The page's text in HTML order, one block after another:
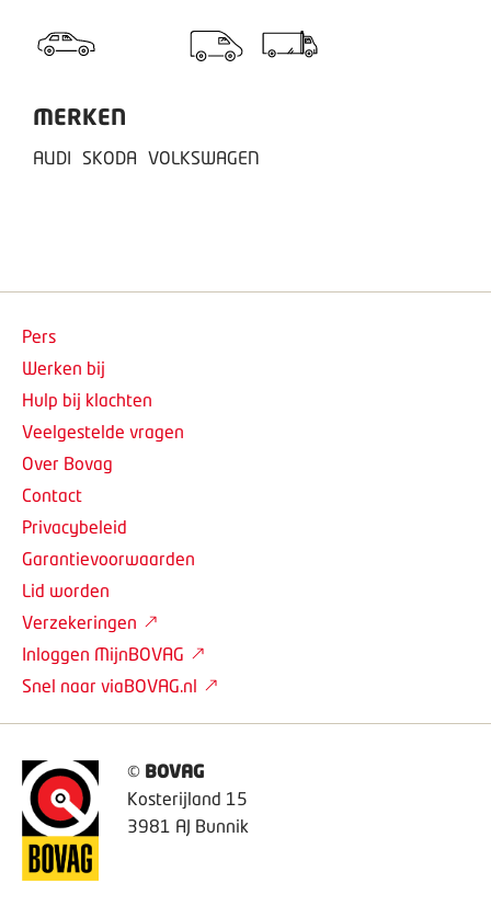
MERKEN
AUDI SKODA VOLKSWAGEN
© BOVAG
Kosterijland 15
3981 AJ Bunnik
Pers
Werken bij
Hulp bij klachten
Veelgestelde vragen
Over Bovag
Contact
Privacybeleid
Garantievoorwaarden
Lid worden
Verzekeringen
Inloggen MijnBOVAG
Snel naar viaBOVAG.nl